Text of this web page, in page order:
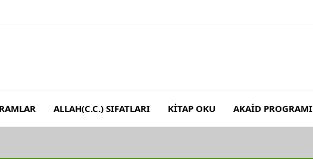
ALLAH(C.C.) SIFATLARI KİTAP OKU AKAİD PROGRAMI